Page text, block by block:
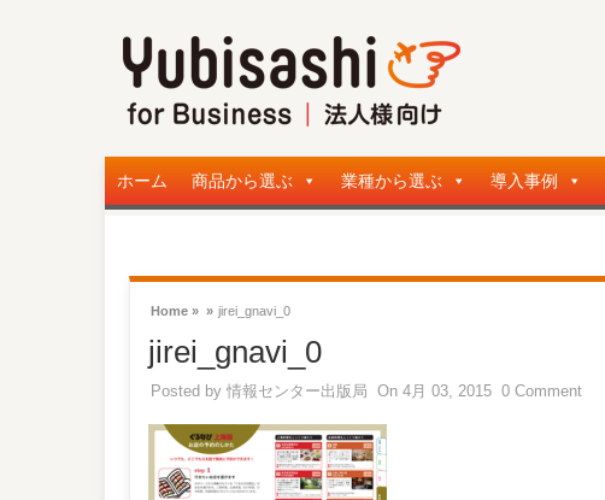
ホーム 商品から選ぶ 業種から選ぶ 導入事例
Home » » jirei_gnavi_0
jirei_gnavi_0
Posted by 情報センター出版局 On 4月 03, 2015 0 Comment